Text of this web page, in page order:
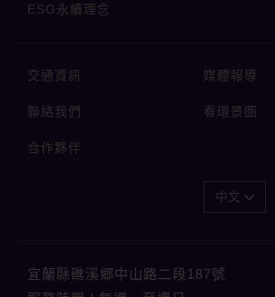
ESG永續理念
交通資訊 媒體報導
聯絡我們 看環景圖
合作夥伴
中文
宜蘭縣礁溪郷中山路二段187號